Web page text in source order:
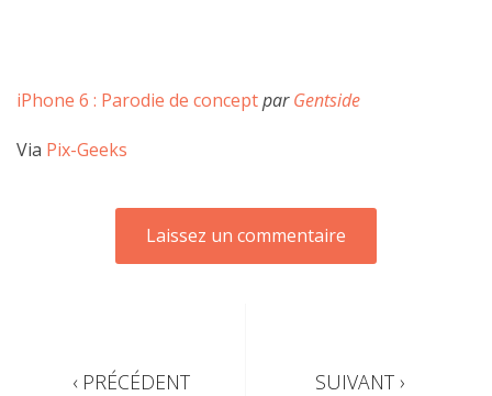
iPhone 6 : Parodie de conceptparGentside
Via Pix-Geeks
‹ PRÉCÉDENT SUIVANT ›